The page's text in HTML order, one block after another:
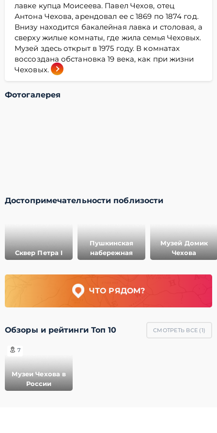
лавке купца Моисеева. Павел Чехов, отец
Антона Чехова, арендовал ее с 1869 по 1874 год.
Внизу находится бакалейная лавка и столовая, а
сверху жилые комнаты, где жила семья Чеховых.
Музей здесь открыт в 1975 году. В комнатах
воссоздана обстановка 19 века, как при жизни
Чеховых.
Фотогалерея
Достопримечательности поблизости
Сквер Петра I
Пушкинская
набережная
Музей Домик
Чехова
ЧТО РЯДОМ?
Обзоры и рейтинги Топ 10 СМОТРЕТЬ ВСЕ (1)
7
Музеи Чехова в
России